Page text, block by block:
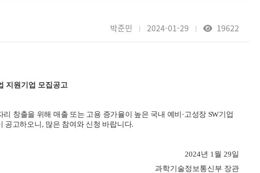
박준민 2024-01-29 19622
지원기업 모집공고
리 창출을 위해 매출 또는 고용 증가율이 높은 국내 예비·고성장 SW기업
공고하오니, 많은 참여와 신청 바랍니다.
2024년 1월 29일
과학기술정보통신부 장관